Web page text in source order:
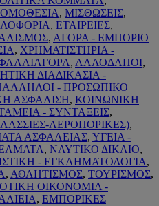
, ΜΙΣΘΩΣΕΙΣ,
, ΕΤΑΙΡΕΙΕΣ,
, ΑΓΟΡΑ - ΕΜΠΟΡΙΟ
, ΧΡΗΜΑΤΙΣΤΗΡΙΑ -
, ΑΛΛΟΔΑΠΟΙ,
ΔΙΑΔΙΚΑΣΙΑ -
- ΠΡΟΣΩΠΙΚΟ
ΑΣΦΑΛΙΣΗ, ΚΟΙΝΩΝΙΚΗ
- ΣΥΝΤΑΞΕΙΣ,
ΑΕΡΟΠΟΡΙΚΕΣ),
ΑΣΦΑΛΕΙΑΣ, ΥΓΕΙΑ -
, ΝΑΥΤΙΚΟ ΔΙΚΑΙΟ,
- ΕΓΚΛΗΜΑΤΟΛΟΓΙΑ,
, ΑΘΛΗΤΙΣΜΟΣ, ΤΟΥΡΙΣΜΟΣ,
ΟΙΚΟΝΟΜΙΑ -
, ΕΜΠΟΡΙΚΕΣ